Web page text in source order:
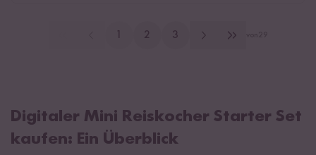
2 3
Digitaler Mini Reiskocher Starter Set
kaufen: Ein Überblick